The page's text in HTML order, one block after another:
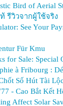
Bird of Aerial
รีวิวจากผู้ใช้จริง
See Your
Für Kmu
for Sale: Special
à Fribourg :
Số Hút Tài
- Cao Bắt Kết
Affect Solar